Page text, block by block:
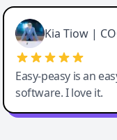
Cody Crabb
Great service, Best AI
Kia Tiow |
Easy-peasy is an
software. I love it.